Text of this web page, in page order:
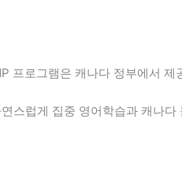
프로그램은 캐나다 정부에서
스럽게 집중 영어학습과 캐나